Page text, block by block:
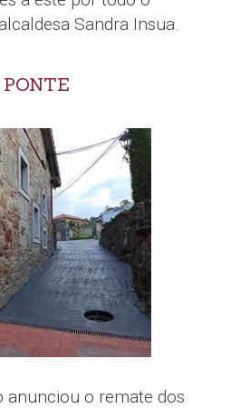
Sandra Insua.
anunciou o remate dos